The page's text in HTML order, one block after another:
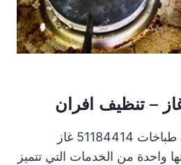
– تنظيف افران
تنظيف طباخات تنظيف طباخات 51184414 غاز
واحدة من الخدمات التي تتميز